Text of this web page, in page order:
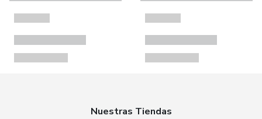
Nuestras Tiendas